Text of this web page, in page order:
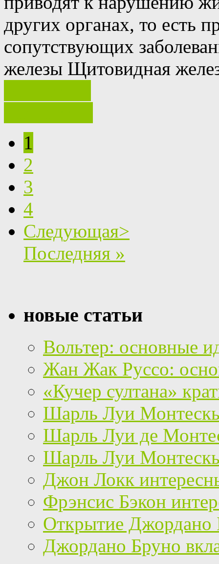
других органах, то есть
сопутствующих
железы Щитовидная
1
2
3
4
Следующая>
Последняя »
новые статьи
Вольтер: основные
Жан Жак Руссо:
«Кучер султана»
Шарль Луи
Шарль Луи де
Шарль Луи
Джон Локк
Фрэнсис Бэкон
Открытие Джордано
Джордано Бруно